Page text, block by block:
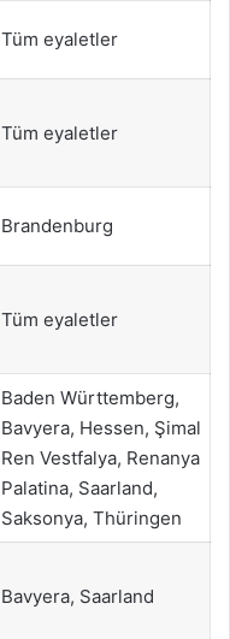
Tüm eyaletler
Tüm eyaletler
Brandenburg
Tüm eyaletler
Baden Württemberg,
Bavyera, Hessen, Şimal
Ren Vestfalya, Renanya
Palatina, Saarland,
Saksonya, Thüringen
Bavyera, Saarland